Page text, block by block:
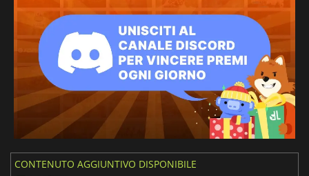
CONTENUTO AGGIUNTIVO DISPONIBILE